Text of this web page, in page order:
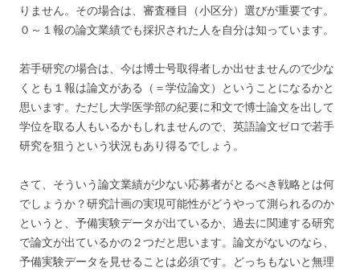
りません。その場合は、審査種目（小区分）選びが重要です。
０～１報の論文業績でも採択された人を自分は知っています。
若手研究の場合は、今は博士号取得者しか出せませんので少な
くとも１報は論文がある（＝学位論文）ということになるかと
思います。ただし大学医学部の紀要に和文で博士論文を出して
学位を取る人もいるかもしれませんので、英語論文ゼロで若手
研究を狙うという状況もあり得るでしょう。
さて、そういう論文業績が少ない応募者がとるべき戦略とは何
でしょうか？研究計画の実現可能性がどうやって測られるのか
というと、予備実験データが出ているか、過去に関連する研究
で論文が出ているかの２つだと思います。論文がないのなら、
予備実験データを見せることは必須です。どっちもないと無理